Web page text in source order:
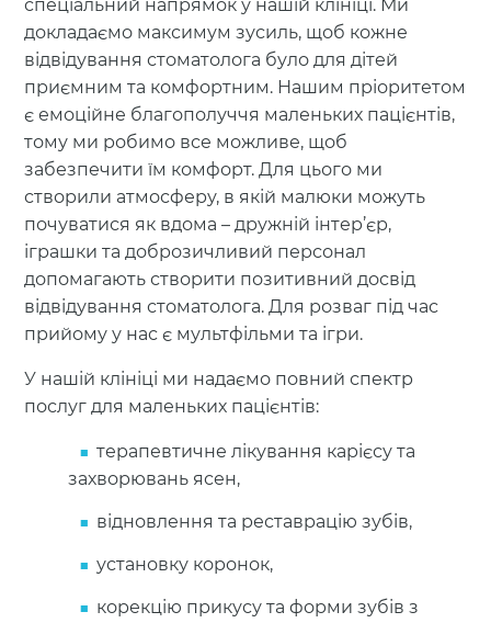
спеціальний напрямок у нашій клініці. Ми
докладаємо максимум зусиль, щоб кожне
відвідування стоматолога було для дітей
приємним та комфортним. Нашим пріоритетом
є емоційне благополуччя маленьких пацієнтів,
тому ми робимо все можливе, щоб
забезпечити їм комфорт. Для цього ми
створили атмосферу, в якій малюки можуть
почуватися як вдома – дружній інтер’єр,
іграшки та доброзичливий персонал
допомагають створити позитивний досвід
відвідування стоматолога. Для розваг під час
прийому у нас є мультфільми та ігри.
У нашій клініці ми надаємо повний спектр
послуг для маленьких пацієнтів:
терапевтичне лікування карієсу та
захворювань ясен,
відновлення та реставрацію зубів,
установку коронок,
корекцію прикусу та форми зубів з